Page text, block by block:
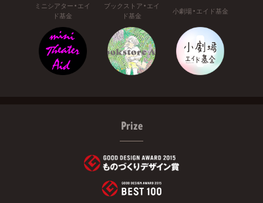
ミニシアター・エイ
ド基金
ブックストア・エイ
ド基金
小劇場・エイド基金
Prize